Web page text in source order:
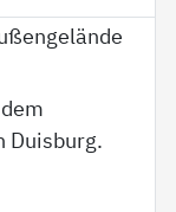
Duisburg.